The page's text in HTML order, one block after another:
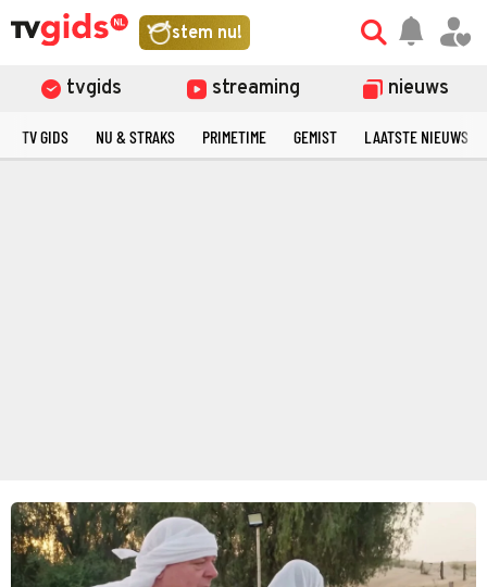
stem nu!
tvgids streaming nieuws
TV GIDS NU & STRAKS PRIMETIME GEMIST LAATSTE NIEUWS